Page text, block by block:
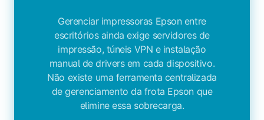
Gerenciar impressoras Epson entre
escritórios ainda exige servidores de
impressão, túneis VPN e instalação
manual de drivers em cada dispositivo.
Não existe uma ferramenta centralizada
de gerenciamento da frota Epson que
elimine essa sobrecarga.